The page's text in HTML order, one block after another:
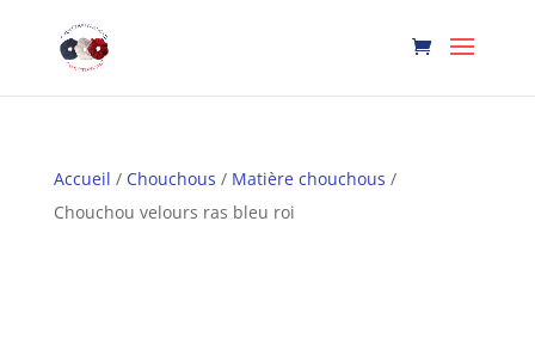
Accueil / Chouchous / Matière chouchous /
Chouchou velours ras bleu roi